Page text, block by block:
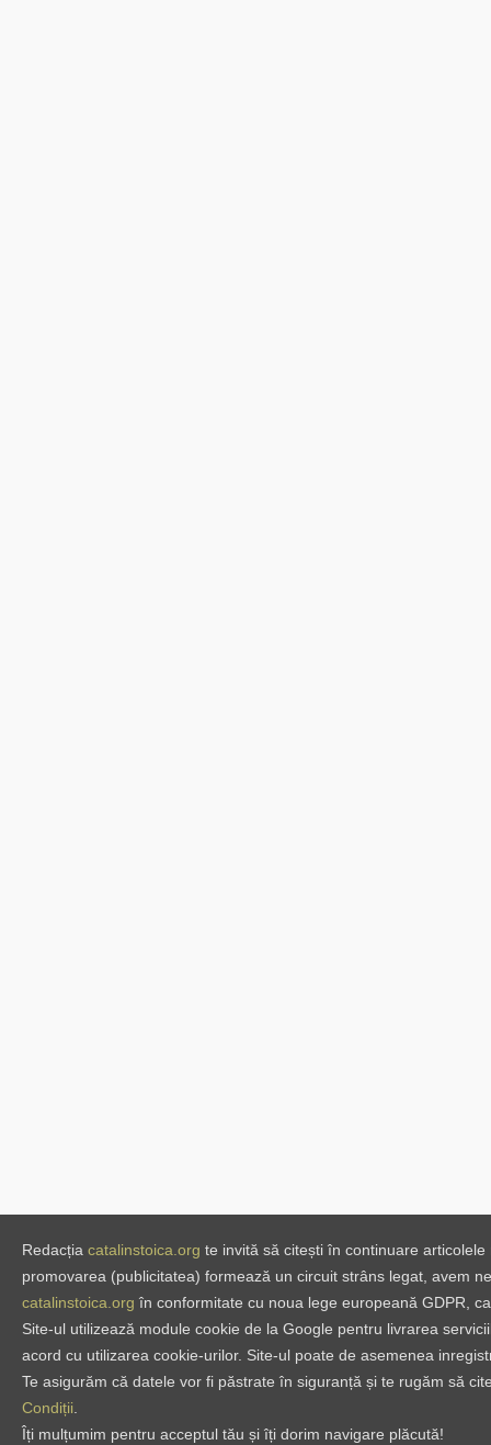
Redacția catalinstoica.org te invită să citești în continuare
promovarea (publicitatea) formează un circuit strâns legat, avem
catalinstoica.org în conformitate cu noua lege europeană GDPR,
Site-ul utilizează module cookie de la Google pentru livrarea
acord cu utilizarea cookie-urilor. Site-ul poate de asemenea
Te asigurăm că datele vor fi păstrate în siguranță și te rugăm să
Condiții
Îți mulțumim pentru acceptul tău și îți dorim navigare plăcută!